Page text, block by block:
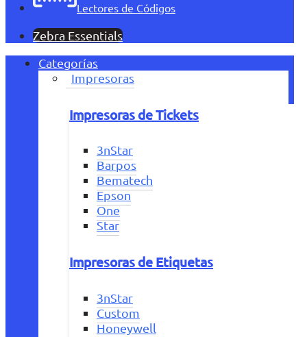
Lectores de Códigos
Zebra Essentials
Categorías
Impresoras
Impresoras de Tickets
3nStar
Barpos
Bematech
Epson
One
Star
Impresoras de Etiquetas
3nStar
Custom
Honeywell